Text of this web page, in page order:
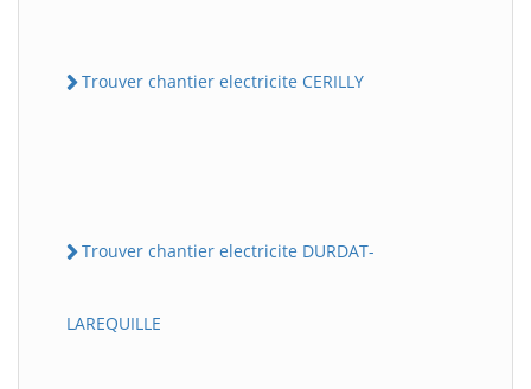
Trouver chantier electricite CERILLY
Trouver chantier electricite DURDAT-
LAREQUILLE